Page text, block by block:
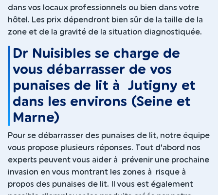
dans vos locaux professionnels ou bien dans votre
hôtel. Les prix dépendront bien sûr de la taille de la
zone et de la gravité de la situation diagnostiquée.
Dr Nuisibles se charge de
vous débarrasser de vos
punaises de lit à Jutigny et
dans les environs (Seine et
Marne)
Pour se débarrasser des punaises de lit, notre équipe
vous propose plusieurs réponses. Tout d'abord nos
experts peuvent vous aider à prévenir une prochaine
invasion en vous montrant les zones à risque à
propos des punaises de lit. Il vous est également